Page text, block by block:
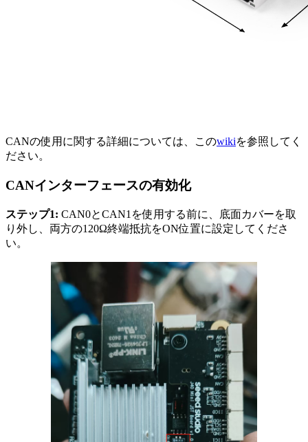
CANの使用に関する詳細については、このwikiを参照してく
ださい。
CANインターフェースの有効化
ステップ1: CAN0とCAN1を使用する前に、底面カバーを取
り外し、両方の120Ω終端抵抗をON位置に設定してくださ
い。